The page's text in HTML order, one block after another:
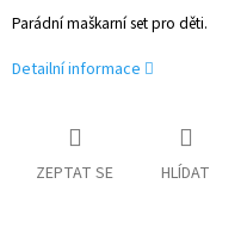
Parádní maškarní set pro děti.
Detailní informace
ZEPTAT SE HLÍDAT